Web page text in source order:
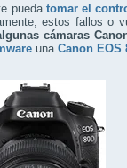
pueda tomar el
estos fallos o
cámaras
una Canon EOS